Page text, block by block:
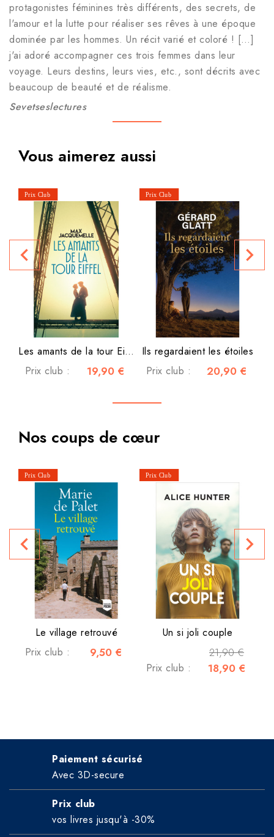
protagonistes féminines très différents, des secrets, de
l'amour et la lutte pour réaliser ses rêves à une époque
dominée par les hommes. Un récit varié et coloré ! […]
j'ai adoré accompagner ces trois femmes dans leur
voyage. Leurs destins, leurs vies, etc., sont décrits avec
beaucoup de beauté et de réalisme.
Sevetseslectures
Vous aimerez aussi
Les amants de la tour Eiffel
Prix club :
19,90 €
Ils regardaient les étoiles
Prix club :
20,90 €
navigate_before navigate_next
Nos coups de cœur
Le village retrouvé
Prix club :
9,50 €
Un si joli couple
21,90 €
Prix club : 18,90 €
navigate_before navigate_next
Paiement sécurisé
Avec 3D-secure
Prix club
vos livres jusqu'à -30%